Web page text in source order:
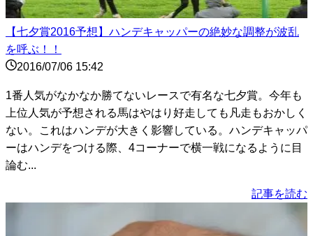
【七夕賞2016予想】ハンデキャッパーの絶妙な調整が波乱
を呼ぶ！！
2016/07/06 15:42
1番人気がなかなか勝てないレースで有名な七夕賞。今年も
上位人気が予想される馬はやはり好走しても凡走もおかしく
ない。これはハンデが大きく影響している。ハンデキャッパ
ーはハンデをつける際、4コーナーで横一戦になるように目
論む...
記事を読む